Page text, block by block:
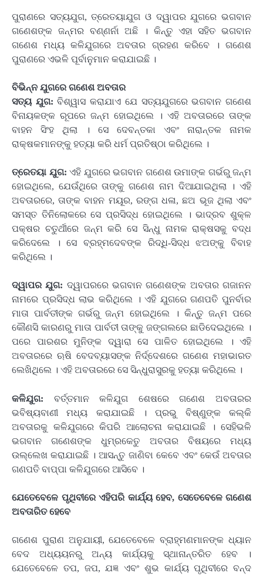
ପୁରାଣରେ ସତ୍ୟଯୁଗ, ତ୍ରେତୟାଯୁଗ ଓ ଦ୍ୱାପର ଯୁଗରେ ଭଗବାନ
ଗଣେଶଙ୍କ ଜନ୍ମର ବଣ୍ଣର୍ନା ଅଛି । କିନ୍ତୁ ଏହା ସହିତ ଭଗବାନ
ଗଣେଶ ମଧ୍ୟ କଳିଯୁଗରେ ଅବତାର ଗ୍ରହଣ କରିବେ । ଗଣେଶ
ପୁରାଣରେ ଏଭଳି ପୂର୍ବାନୁମାନ କରାଯାଇଛି ।
ବିଭିନ୍ନ ଯୁଗରେ ଗଣେଶ ଅବତାର
ସତ୍ୟ ଯୁଗ: ବିଶ୍ୱାସ କରାଯାଏ ଯେ ସତ୍ୟଯୁଗରେ ଭଗବାନ ଗଣେଶ
ବିନାୟକଙ୍କ ରୂପରେ ଜନ୍ମ ହୋଇଥିଲେ । ଏହି ଅବତାରରେ ତାଙ୍କ
ବାହନ ସିଂହ ଥିଲା । ସେ ଦେବନ୍ତକା ଏବଂ ନାରାନ୍ତକ ନାମକ
ରାକ୍ଷକମାନଙ୍କୁ ହତ୍ୟା କରି ଧର୍ମ ପ୍ରତିଷ୍ଠା କରିଥିଲେ ।
ତ୍ରେତୟା ଯୁଗ: ଏହି ଯୁଗରେ ଭଗବାନ ଗଣେଶ ଉମାଙ୍କ ଗର୍ଭରୁ ଜନ୍ମ
ହୋଇଥିଲେ, ଯେଉଁଥିରେ ତାଙ୍କୁ ଗଣେଶ ନାମ ଦିଆଯାଇଥିଲା । ଏହି
ଅବତାରରେ, ତାଙ୍କ ବାହନ ମୟୂର, ରଙ୍ଗ ଧଳା, ଛଅ ଭୂଜ ଥିଲା ଏବଂ
ସମସ୍ତ ତିନିଲୋକରେ ସେ ପ୍ରସିଦ୍ଧ ହୋଇଥିଲେ । ଭାଦ୍ରବ ଶୁକ୍ଳ
ପକ୍ଷର ଚତୁର୍ଥୀରେ ଜନ୍ମ କରି ସେ ସିନ୍ଧୁ ନାମକ ରାକ୍ଷସକୁ ବଦ୍ଧ
କରିଦେଲେ । ସେ ବ୍ରହ୍ମଦେବଙ୍କ ରିଦ୍ଧି-ସିଦ୍ଧ ଝଅଙ୍କୁ ବିବାହ
କରିଥିଲେ ।
ଦ୍ୱାପର ଯୁଗ: ଦ୍ୱାପରରେ ଭଗବାନ ଗଣେଶଙ୍କ ଅବତାର ଗଜାନନ
ନାମରେ ପ୍ରସିଦ୍ଧ ଲାଭ କରିଥିଲେ । ଏହି ଯୁଗରେ ଗଣପତି ପୁନର୍ବାର
ମାତା ପାର୍ବତୀଙ୍କ ଗର୍ଭରୁ ଜନ୍ମ ହୋଇଥିଲେ । କିନ୍ତୁ ଜନ୍ମ ପରେ
କୌଣସି କାରଣରୁ ମାତା ପାର୍ବତୀ ତାଙ୍କୁ ଜଙ୍ଗଲରେ ଛାଡିଦେଇଥିଲେ ।
ପରେ ପାରଶର ମୁନିଙ୍କ ଦ୍ୱାରା ସେ ପାଳିତ ହୋଇଥିଲେ । ଏହି
ଅବତାରରେ ଋଷି ବେଦବ୍ୟାସଙ୍କ ନିର୍ଦ୍ଦେଶରେ ଗଣେଶ ମହାଭାରତ
ଲେଖିଥିଲେ । ଏହି ଅବତାରରେ ସେ ସିନ୍ଧୁରାସୁରକୁ ହତ୍ୟା କରିଥିଲେ ।
କଳିଯୁଗ: ବର୍ତ୍ତମାନ କଳିଯୁଗ ଶେଷରେ ଗଣେଶ ଅବତାରର
ଭବିଷ୍ୟବାଣୀ ମଧ୍ୟ କରାଯାଇଛି । ପ୍ରଭୁ ବିଷ୍ଣୁଙ୍କ କଲ୍କି
ଅବତାରକୁ କଳିଯୁଗରେ କିପରି ଆଲୋଚନା କରାଯାଇଛି । ସେହିଭଳି
ଭଗବାନ ଗଣେଶଙ୍କ ଧୁମ୍ରକେତୁ ଅବତାର ବିଷୟରେ ମଧ୍ୟ
ଉଲ୍ଲେଖ କରାଯାଇଛି । ଆସନ୍ତୁ ଜାଣିବା କେବେ ଏବଂ କେଉଁ ଅବତାର
ଗଣପତି ବାପ୍ପା କଳିଯୁଗରେ ଆସିବେ ।
ଯେତେବେଳେ ପୃଥିବୀରେ ଏହିପରି କାର୍ଯ୍ୟ ହେବ, ସେତେବେଳେ ଗଣେଶ
ଅବତାରିତ ହେବେ
ଗଣେଶ ପୁରାଣ ଅନୁଯାୟୀ, ଯେତେବେଳେ ବ୍ରାହ୍ମଣମାନଙ୍କ ଧ୍ୟାନ
ବେଦ ଅଧ୍ୟୟନରୁ ଅନ୍ୟ କାର୍ଯ୍ୟକୁ ସ୍ଥାନାନ୍ତରିତ ହେବ ।
ଯେତେବେଳେ ତପ, ଜପ, ଯଜ୍ଞ ଏବଂ ଶୁଭ କାର୍ଯ୍ୟ ପୃଥିବୀରେ ବନ୍ଦ